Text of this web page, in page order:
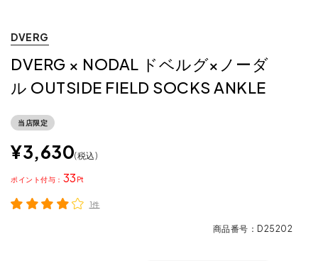
DVERG
DVERG × NODAL ドベルグ×ノーダ
ル OUTSIDE FIELD SOCKS ANKLE
当店限定
¥3,630 税込
33
ポイント
1件
商品番号 D25202